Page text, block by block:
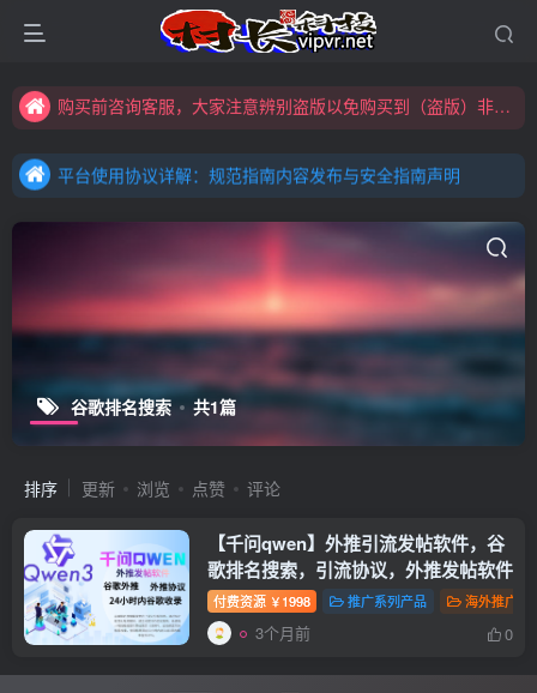
全网更新：新项目，新势力，共同发展
全网更新：新项目，新势力，共同发展
平台使用协议详解：规范指南内容发布与安全指南声明
平台使用协议详解：规范指南内容发布与安全指南声明
谷歌排名搜索 共1篇
排序 更新 浏览 点赞 评论
【千问qwen】外推引流发帖软件，谷
歌排名搜索，引流协议，外推发帖软件
付费资源 ￥ 1998 推广系列产品 海外推广
3个月前 0